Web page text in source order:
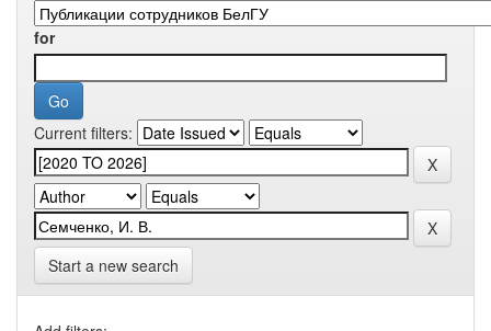
for
Current filters:
Start a new search